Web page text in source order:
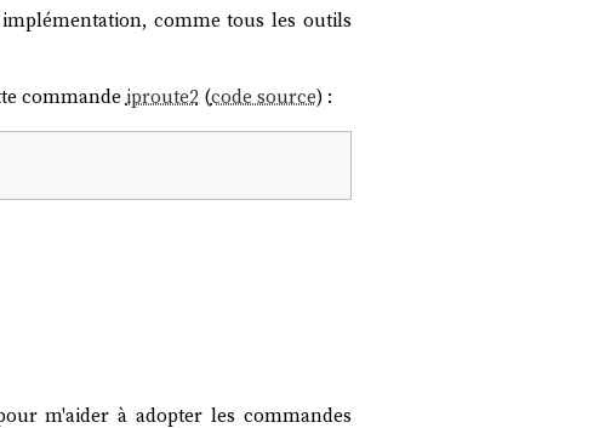
comme tous les outils
commandeiproute2 (code source) :
m'aider à adopter les commandes